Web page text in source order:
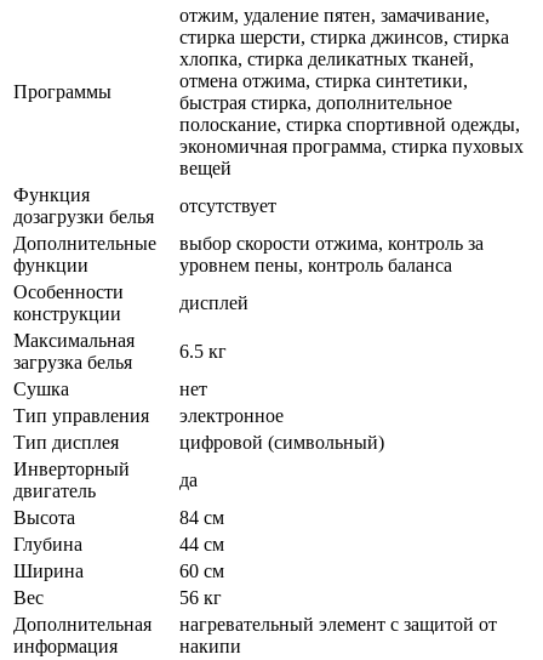
Программы
отжим, удаление пятен, замачивание,
стирка шерсти, стирка джинсов, стирка
хлопка, стирка деликатных тканей,
отмена отжима, стирка синтетики,
быстрая стирка, дополнительное
полоскание, стирка спортивной одежды,
экономичная программа, стирка пуховых
вещей
Функция
дозагрузки белья
отсутствует
Дополнительные
функции
выбор скорости отжима, контроль за
уровнем пены, контроль баланса
Особенности
конструкции
дисплей
Максимальная
загрузка белья
6.5 кг
Сушка
нет
Тип управления
электронное
Тип дисплея
цифровой (символьный)
Инверторный
двигатель
да
Высота
84 см
Глубина
44 см
Ширина
60 см
Вес
56 кг
Дополнительная
информация
нагревательный элемент с защитой от
накипи